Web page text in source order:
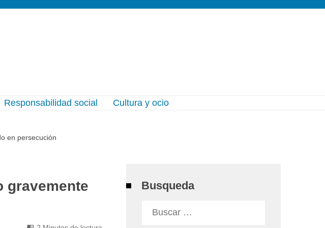
Responsabilidad social Cultura y ocio
en persecución
gravemente
Busqueda